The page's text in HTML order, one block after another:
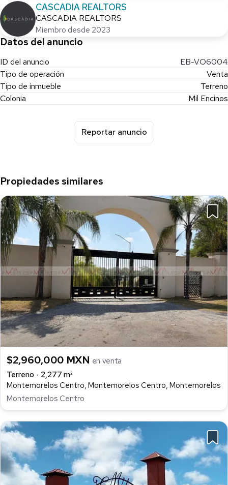
CASCADIA REALTORS
CASCADIA REALTORS
Miembro desde 2023
Datos del anuncio
ID del anuncio
EB-VO6004
Tipo de operación
Venta
Tipo de inmueble
Terreno
Colonia
Mil Encinos
Reportar anuncio
Propiedades similares
$2,960,000 MXN en venta
Terreno
2,277 m²
Montemorelos Centro, Montemorelos Centro, Montemorelos
Montemorelos Centro